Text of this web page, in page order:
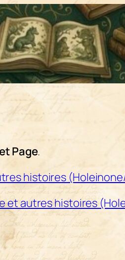
Page.
histoires
et autres histoires